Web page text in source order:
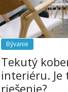
Bývanie
Tekutý
interiéru. Je
riešenie?